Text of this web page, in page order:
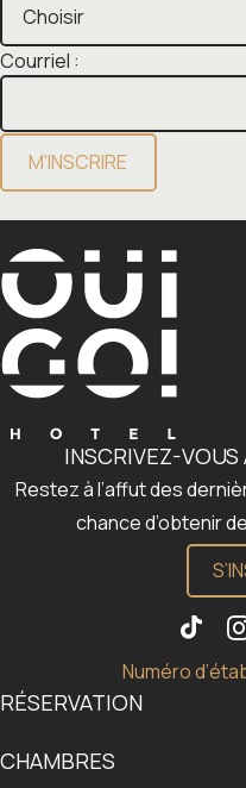
Courriel :
RÉSERVATION
CHAMBRES
INSCRIVEZ-
Restez à l’affut des
chance d’obtenir
Numéro